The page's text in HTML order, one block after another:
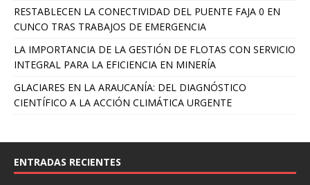
RESTABLECEN LA CONECTIVIDAD DEL PUENTE FAJA 0 EN
CUNCO TRAS TRABAJOS DE EMERGENCIA
LA IMPORTANCIA DE LA GESTIÓN DE FLOTAS CON SERVICIO
INTEGRAL PARA LA EFICIENCIA EN MINERÍA
GLACIARES EN LA ARAUCANÍA: DEL DIAGNÓSTICO
CIENTÍFICO A LA ACCIÓN CLIMÁTICA URGENTE
ENTRADAS RECIENTES